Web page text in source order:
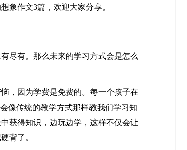
象作文3篇，欢迎大家分享。
尽有。那么未来的学习方式会是怎么
，因为学费是免费的。每一个孩子在
像传统的教学方式那样教我们学习知
获得知识，边玩边学，这样不仅会让
背了。